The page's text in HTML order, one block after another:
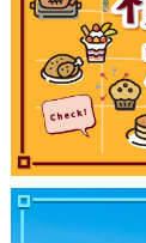
ランキング
ブログ記事
サイトについて